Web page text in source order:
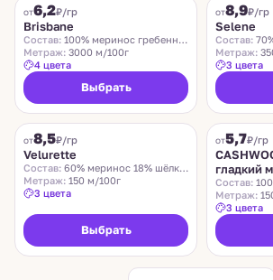
от6,2₽/гр
Brisbane
Состав: 100% меринос гребенной
Метраж: 3000 м/100г
4 цвета
Выбрать
от8,9₽/гр
Selene
Состав: 70%
Метраж:
3 цвета
Хит
от8,5₽/гр
Velurette
Состав: 60% меринос 18% шёлк 12% хлопок 10% лён
Метраж: 150 м/100г
3 цвета
Выбрать
от5,7₽/гр
гладкий
Состав:
Метраж:
3 цвета